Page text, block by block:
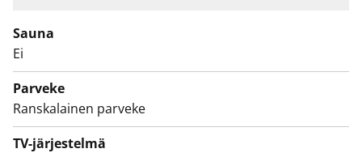
jääkaappi. Kodinkoneet ovat valkoisia. Kylpyhuoneessa
on valkoiset SATOn Kide-malliston kalusteet. Seinät
ovat valkoista laattaa ja lattia on harmaa.
Pyykinpesukoneelle löytyy oma paikka.
Sauna
Ei
Parveke
Ranskalainen parveke
TV-järjestelmä